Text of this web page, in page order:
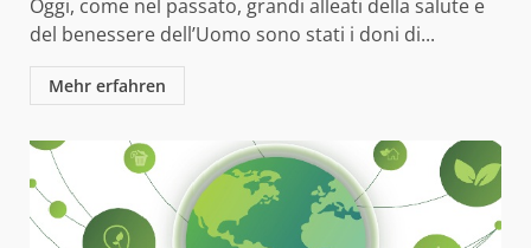
Oggi, come nel passato, grandi alleati della salute e
del benessere dell’Uomo sono stati i doni di...
Mehr erfahren